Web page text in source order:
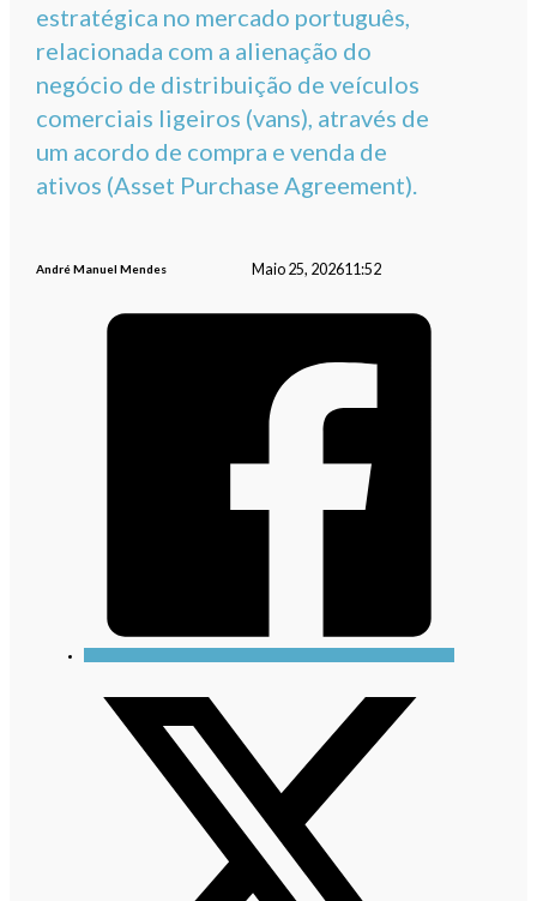
estratégica no mercado português,
relacionada com a alienação do
negócio de distribuição de veículos
comerciais ligeiros (vans), através de
um acordo de compra e venda de
ativos (Asset Purchase Agreement).
André Manuel Mendes Maio 25, 202611:52